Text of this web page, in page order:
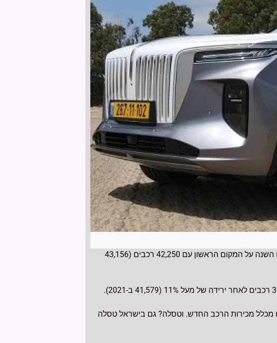
שוק הרכב בישראל הצטמק בכ-8% בשנת 2022 לעומת השנה הקודמת 2021. יונדאי שמרה גם השנה על המקום הראשון עם 42,250 רכבים (43,156
27,671 רכבים חשמליים נמכרו בישראל ב-2022, המהווים 10.3 אחוזים מכלל מכירות הרכב החדש. וטסלה? גם בישראל טסלה